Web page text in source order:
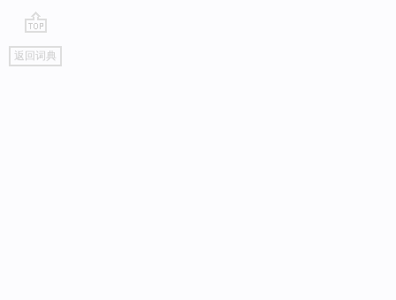
go
top
返回词典